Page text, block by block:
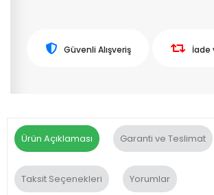
Güvenli Alışveriş İade
Ürün Açıklaması Garanti ve Teslimat
Taksit Seçenekleri Yorumlar